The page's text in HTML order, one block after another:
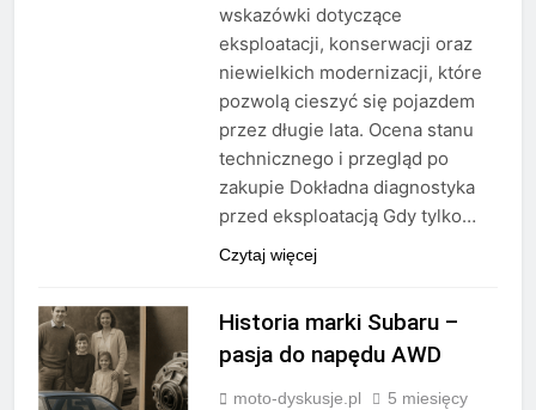
wskazówki dotyczące
eksploatacji, konserwacji oraz
niewielkich modernizacji, które
pozwolą cieszyć się pojazdem
przez długie lata. Ocena stanu
technicznego i przegląd po
zakupie Dokładna diagnostyka
przed eksploatacją Gdy tylko…
Czytaj więcej
Historia marki Subaru –
pasja do napędu AWD
moto-dyskusje.pl
5 miesięcy